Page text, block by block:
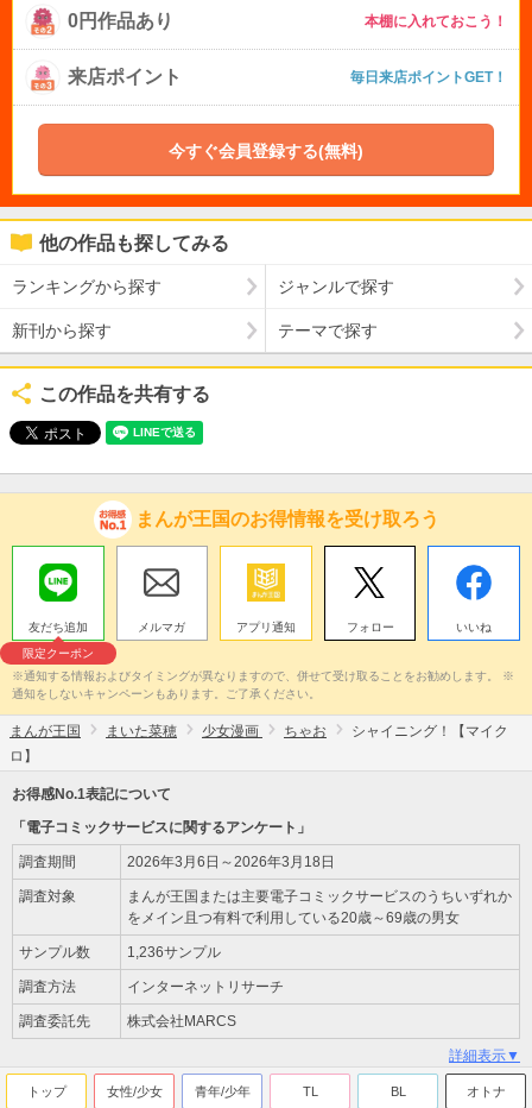
0円作品あり 本棚に入れておこう！
来店ポイント 毎日来店ポイントGET！
今すぐ会員登録する(無料)
他の作品も探してみる
ランキングから探す ジャンルで探す
新刊から探す テーマで探す
この作品を共有する
まんが王国のお得情報を受け取ろう
友だち追加
限定クーポン
メルマガ アプリ通知 フォロー いいね
※通知する情報およびタイミングが異なりますので、併せて受け取ることをお勧めします。 ※
通知をしないキャンペーンもあります。ご了承ください。
まんが王国 まいた菜穂 少女漫画 ちゃお
シャイニング！【マイク
ロ】
お得感No.1表記について
「電子コミックサービスに関するアンケート」
調査期間 2026年3月6日～2026年3月18日
調査対象
まんが王国または主要電子コミックサービスのうちいずれか
をメイン且つ有料で利用している20歳～69歳の男女
サンプル数 1,236サンプル
調査方法 インターネットリサーチ
調査委託先 株式会社MARCS
詳細表示▼
トップ 女性/少女 青年/少年 TL BL オトナ